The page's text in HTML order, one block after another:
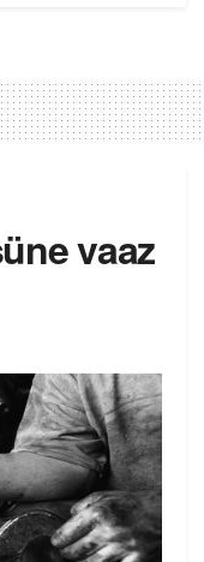
vaaz